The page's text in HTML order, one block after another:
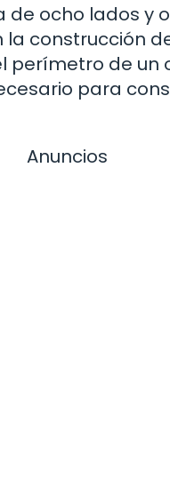
ocho lados y
construcción
perímetro de un
para
Anuncios